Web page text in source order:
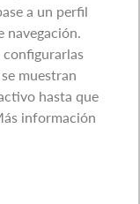
a un perfil
navegación.
configurarlas
muestran
hasta que
información